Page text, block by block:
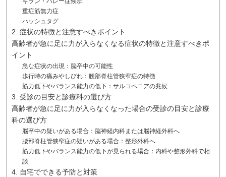
重症筋無力症
ハッシュタグ
2. 症状の特徴と注意すべきポイント
高齢者が急に足に力が入らなくなる症状の特徴と注意すべきポ
イント
急な症状の出現：脳卒中の可能性
歩行時の痛みやしびれ：腰部脊柱管狭窄症の特徴
筋力低下やバランス能力の低下：サルコペニアの兆候
3. 受診の目安と診療科の選び方
高齢者が急に足に力が入らなくなった場合の受診の目安と診療
科の選び方
脳卒中の疑いがある場合：脳神経内科または脳神経外科へ
腰部脊柱管狭窄症の疑いがある場合：整形外科へ
筋力低下やバランス能力の低下が見られる場合：内科や整形外科で相
談
4. 自宅でできる予防と対策